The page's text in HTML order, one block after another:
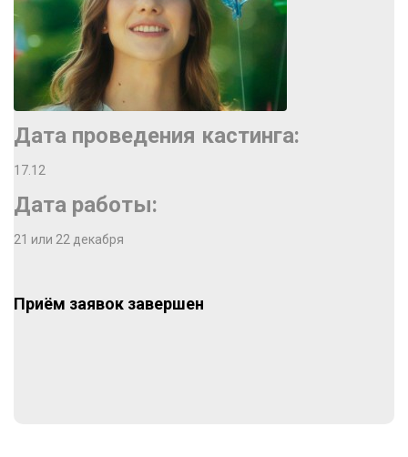
Дата проведения кастинга:
17.12
Дата работы:
21 или 22 декабря
Приём заявок завершен